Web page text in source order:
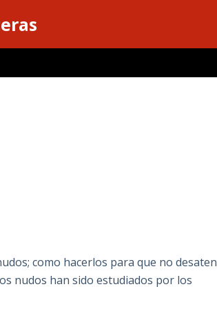
como hacerlos para que no desaten
nudos han sido estudiados por los